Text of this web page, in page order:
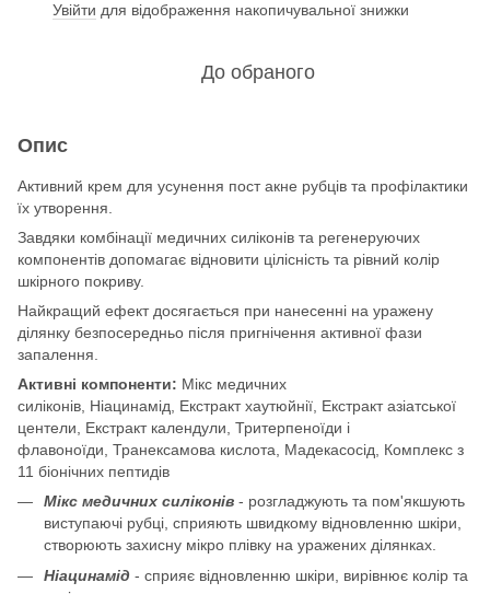
Увійти для відображення накопичувальної знижки
До обраного
Опис
Активний крем для усунення пост акне рубців та профілактики
їх утворення.
Завдяки комбінації медичних силіконів та регенеруючих
компонентів допомагає відновити цілісність та рівний колір
шкірного покриву.
Найкращий ефект досягається при нанесенні на уражену
ділянку безпосередньо після пригнічення активної фази
запалення.
Активні компоненти: Мікс медичних
силіконів, Ніацинамід, Екстракт хаутюйнії, Екстракт азіатської
центели, Екстракт календули, Тритерпеноїди і
флавоноїди, Транексамова кислота, Мадекасосід, Комплекс з
11 біонічних пептидів
Мікс медичних силіконів - розгладжують та пом'якшують
виступаючі рубці, сприяють швидкому відновленню шкіри,
створюють захисну мікро плівку на уражених ділянках.
Ніацинамід - сприяє відновленню шкіри, вирівнює колір та